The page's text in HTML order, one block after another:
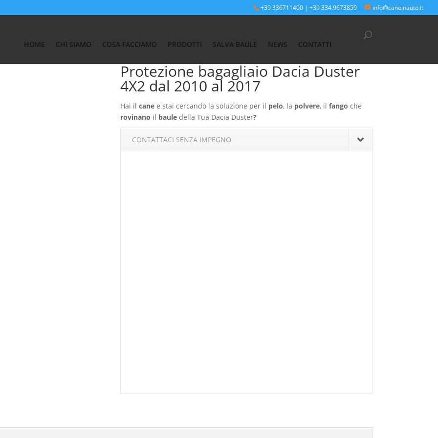
+39 336711400 | +39 334.9673859 info@caneinauto.it
HOME CHI SIAMO COSA FACCIAMO PRODOTTI SALVA BAULE NEWS CONTATTI
Protezione bagagliaio Dacia Duster
4X2 dal 2010 al 2017
Hai il canee stai cercando la soluzione per il pelo, la polvere, il fango che
rovinano il bauledella Tua Dacia Duster?
CONTATTACI SENZA IMPEGNO